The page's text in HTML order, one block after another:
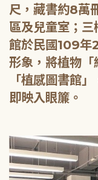
尺，藏書約8萬
區及兒童室；
館於民國109年
形象，將植物
「植感圖書館
即映入眼簾。